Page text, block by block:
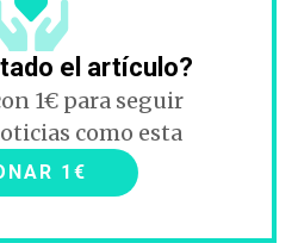
el artículo?
1€ para seguir
como esta
1€